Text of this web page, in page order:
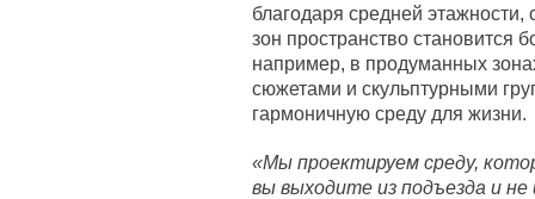
благодаря средней
зон пространство
например, в продуманных
сюжетами и скульптурными
гармоничную среду для жизни.
«Мы проектируем среду,
вы выходите из подъезда и